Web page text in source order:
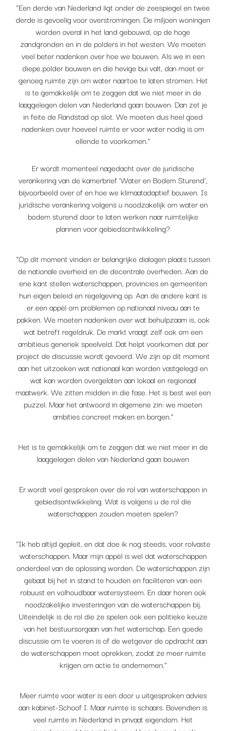
“Een derde van Nederland ligt onder de zeespiegel en twee
derde is gevoelig voor overstromingen. De miljoen woningen
worden overal in het land gebouwd, op de hoge
zandgronden en in de polders in het westen. We moeten
veel beter nadenken over hoe we bouwen. Als we in een
diepe polder bouwen en die hevige bui valt, dan moet er
genoeg ruimte zijn om water naartoe te laten stromen. Het
is te gemakkelijk om te zeggen dat we niet meer in de
laaggelegen delen van Nederland gaan bouwen. Dan zet je
in feite de Randstad op slot. We moeten dus heel goed
nadenken over hoeveel ruimte er voor water nodig is om
ellende te voorkomen.”
Er wordt momenteel nagedacht over de juridische
verankering van de kamerbrief ‘Water en Bodem Sturend’,
bijvoorbeeld over of en hoe we klimaatadaptief bouwen. Is
juridische verankering volgens u noodzakelijk om water en
bodem sturend door te laten werken naar ruimtelijke
plannen voor gebiedsontwikkeling?
“Op dit moment vinden er belangrijke dialogen plaats tussen
de nationale overheid en de decentrale overheden. Aan de
ene kant stellen waterschappen, provincies en gemeenten
hun eigen beleid en regelgeving op. Aan de andere kant is
er een appèl om problemen op nationaal niveau aan te
pakken. We moeten nadenken over wat behulpzaam is, ook
wat betreft regeldruk. De markt vraagt zelf ook om een
ambitieus generiek speelveld. Dat helpt voorkomen dat per
project de discussie wordt gevoerd. We zijn op dit moment
aan het uitzoeken wat nationaal kan worden vastgelegd en
wat kan worden overgelaten aan lokaal en regionaal
maatwerk. We zitten midden in die fase. Het is best wel een
puzzel. Maar het antwoord in algemene zin: we moeten
ambities concreet maken en borgen.”
Het is te gemakkelijk om te zeggen dat we niet meer in de
laaggelegen delen van Nederland gaan bouwen
Er wordt veel gesproken over de rol van waterschappen in
gebiedsontwikkeling. Wat is volgens u de rol die
waterschappen zouden moeten spelen?
“Ik heb altijd gepleit, en dat doe ik nog steeds, voor rolvaste
waterschappen. Maar mijn appèl is wel dat waterschappen
onderdeel van de oplossing worden. De waterschappen zijn
gebaat bij het in stand te houden en faciliteren van een
robuust en volhoudbaar watersysteem. En daar horen ook
noodzakelijke investeringen van de waterschappen bij.
Uiteindelijk is de rol die ze spelen ook een politieke keuze
van het bestuursorgaan van het waterschap. Een goede
discussie om te voeren is of de wetgever de opdracht aan
de waterschappen moet oprekken, zodat ze meer ruimte
krijgen om actie te ondernemen.”
Meer ruimte voor water is een door u uitgesproken advies
aan kabinet-Schoof I. Maar ruimte is schaars. Bovendien is
veel ruimte in Nederland in privaat eigendom. Het